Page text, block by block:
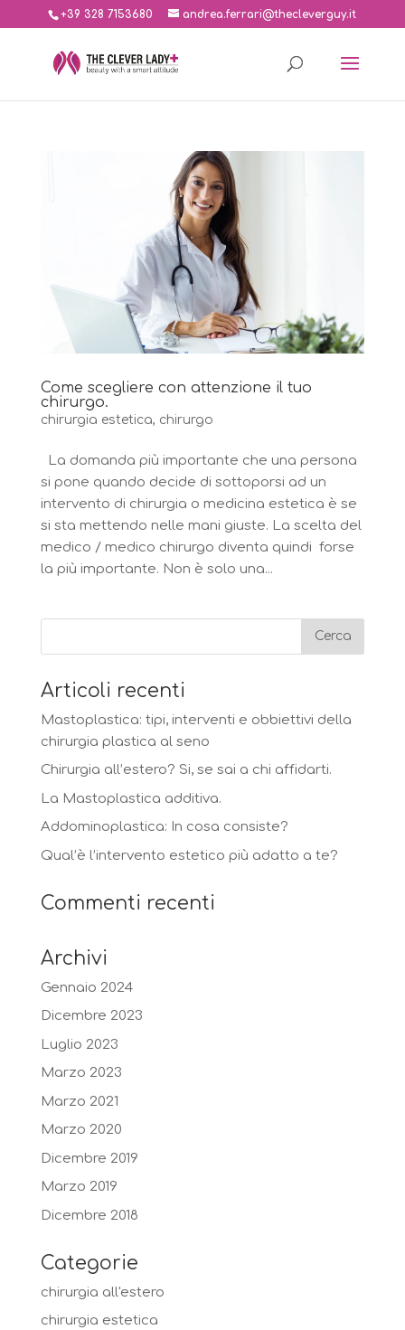
+39 328 7153680 andrea.ferrari@thecleverguy.it
Come scegliere con attenzione il tuo
chirurgo.
chirurgia estetica, chirurgo
La domanda più importante che una persona
si pone quando decide di sottoporsi ad un
intervento di chirurgia o medicina estetica è se
si sta mettendo nelle mani giuste. La scelta del
medico / medico chirurgo diventa quindi forse
la più importante. Non è solo una...
Articoli recenti
Mastoplastica: tipi, interventi e obbiettivi della
chirurgia plastica al seno
Chirurgia all’estero? Si, se sai a chi affidarti.
La Mastoplastica additiva.
Addominoplastica: In cosa consiste?
Qual’è l’intervento estetico più adatto a te?
Commenti recenti
Archivi
Gennaio 2024
Dicembre 2023
Luglio 2023
Marzo 2023
Marzo 2021
Marzo 2020
Dicembre 2019
Marzo 2019
Dicembre 2018
Categorie
chirurgia all'estero
chirurgia estetica